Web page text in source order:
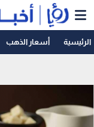
الرئيسية أسعار الذهب